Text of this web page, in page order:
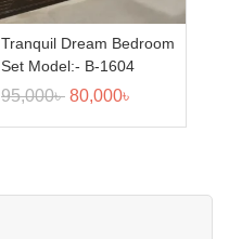
Tranquil Dream Bedroom
Set Model:- B-1604
95,000৳ 80,000৳